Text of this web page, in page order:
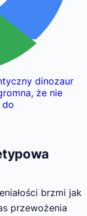
dinozaur
że nie
do
brzmi jak
przewożenia